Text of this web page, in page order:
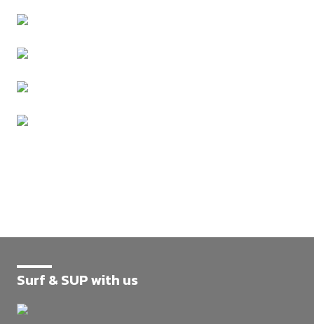
Surf & SUP with us